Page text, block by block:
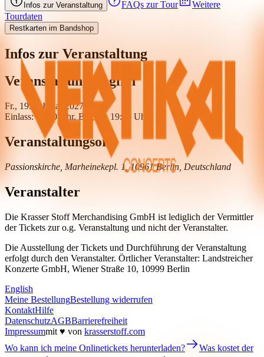
Infos zur Veranstaltung FAQs zur Tour
Weitere
Tourdaten
Restkarten im Bandshop
Infos zur Veranstaltung
Veranstaltungsbeginn
Fr., 19. Februar 2027
Einlass: 18:30 Uhr, Beginn: 19:30 Uhr
Veranstaltungsort
Passionskirche, Marheinekepl. 1, 10961 Berlin, Deutschland
Veranstalter
Die Krasser Stoff Merchandising GmbH ist lediglich der Vermittler
der Tickets zur o.g. Veranstaltung und nicht der Veranstalter.
Die Ausstellung der Tickets und Durchführung der Veranstaltung
erfolgt durch den Veranstalter. Örtlicher Veranstalter: Landstreicher
Konzerte GmbH, Wiener Straße 10, 10999 Berlin
English
Meine BestellungBestellung widerrufen
KontaktHilfe
DatenschutzAGBBarrierefreiheit
Impressummit ♥ von krasserstoff.com
Wo kann ich meine Onlinetickets herunterladen?
Was kostet der